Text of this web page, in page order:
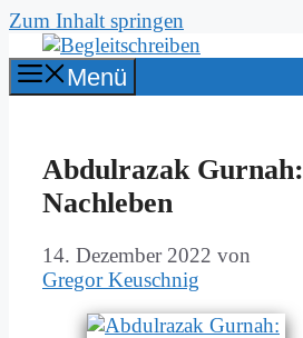
Zum Inhalt springen
Menü
Ab­dul­razak Gur­nah:
Nach­le­ben
14. Dezember 2022 von
Gregor Keuschnig